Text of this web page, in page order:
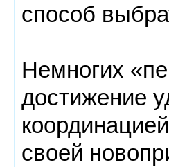
способ
Немногих
достижение
своей